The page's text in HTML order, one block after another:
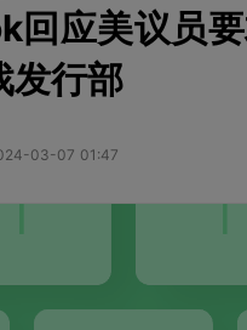
回应美议员
发行部
03-07 01:47